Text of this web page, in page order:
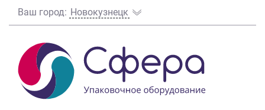
Ваш город: Новокузнецк